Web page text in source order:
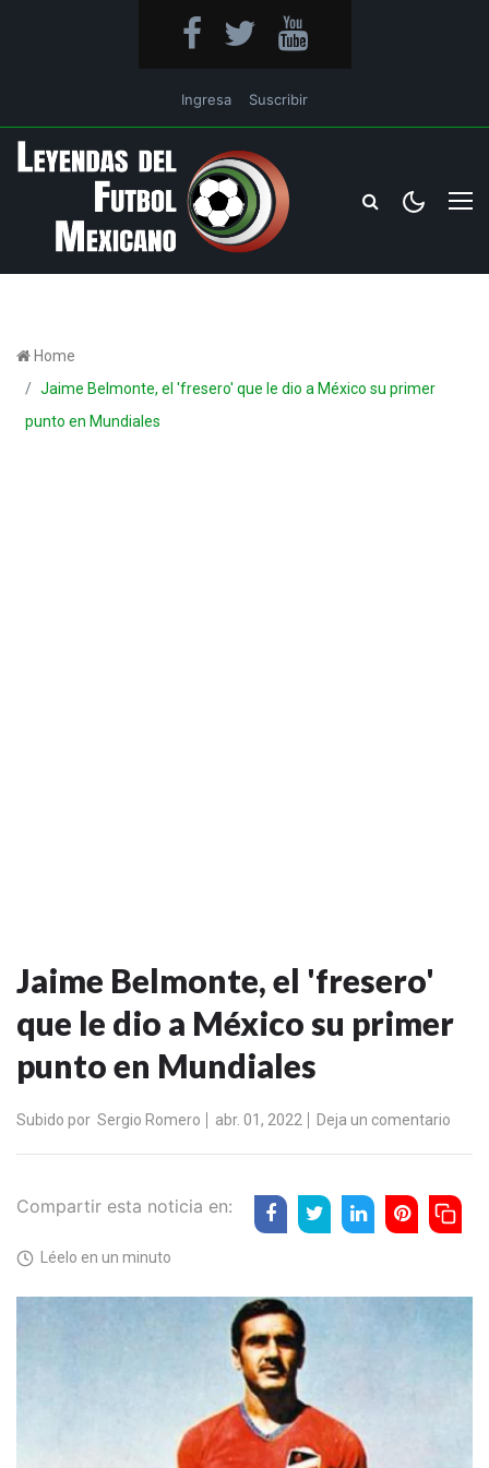
Ingresa Suscribir
Home
Jaime Belmonte, el 'fresero' que le dio a México su primer
punto en Mundiales
Jaime Belmonte, el 'fresero'
que le dio a México su primer
punto en Mundiales
Subido por Sergio Romero abr. 01, 2022 Deja un comentario
Compartir esta noticia en:
Léelo en un minuto